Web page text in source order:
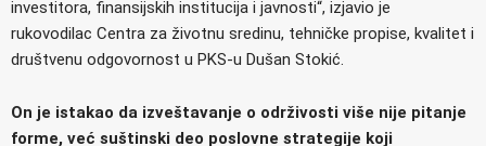
investitora, finansijskih institucija i javnosti“, izjavio je
rukovodilac Centra za životnu sredinu, tehničke propise, kvalitet i
društvenu odgovornost u PKS-u Dušan Stokić.
On je istakao da izveštavanje o održivosti više nije pitanje
forme, već suštinski deo poslovne strategije koji